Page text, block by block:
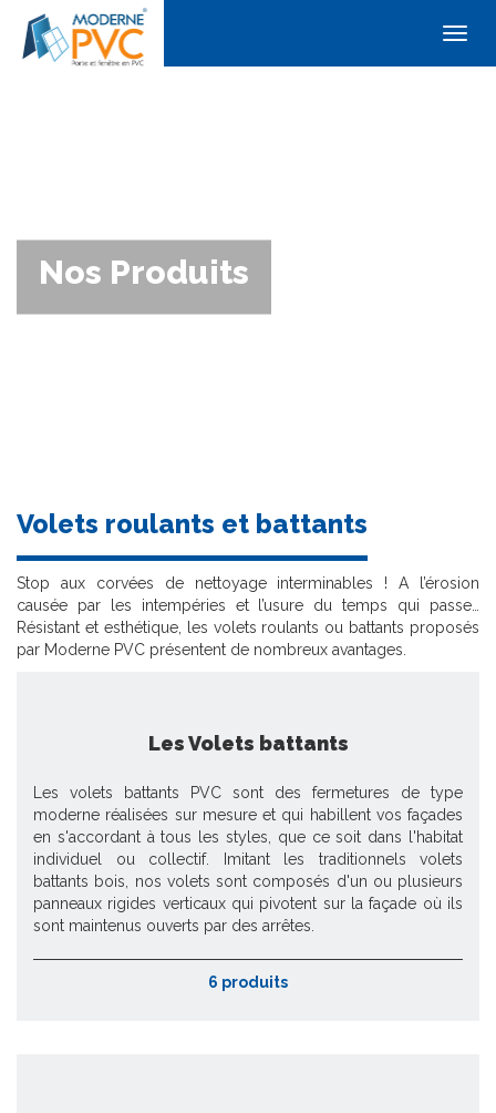
Nos Produits
Volets roulants et battants
Stop aux corvées de nettoyage interminables ! A l’érosion
causée par les intempéries et l’usure du temps qui passe…
Résistant et esthétique, les volets roulants ou battants proposés
par Moderne PVC présentent de nombreux avantages.
Les Volets battants
Les volets battants PVC sont des fermetures de type
moderne réalisées sur mesure et qui habillent vos façades
en s'accordant à tous les styles, que ce soit dans l'habitat
individuel ou collectif. Imitant les traditionnels volets
battants bois, nos volets sont composés d'un ou plusieurs
panneaux rigides verticaux qui pivotent sur la façade où ils
sont maintenus ouverts par des arrêtes.
6 produits